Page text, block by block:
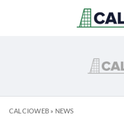
CALCIOWEB» NEWS